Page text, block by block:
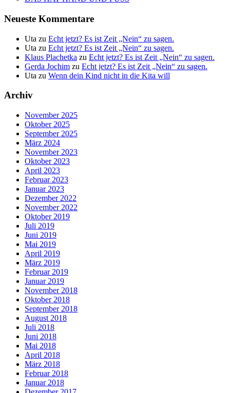
Neueste Kommentare
Uta zu Echt jetzt? Es ist Zeit „Nein“ zu sagen.
Uta zu Echt jetzt? Es ist Zeit „Nein“ zu sagen.
Klaus Plachetka zu Echt jetzt? Es ist Zeit „Nein“ zu sagen.
Gerda Jochim zu Echt jetzt? Es ist Zeit „Nein“ zu sagen.
Uta zu Wenn dein Kind nicht in die Kita will
Archiv
November 2025
Oktober 2025
September 2025
März 2024
November 2023
Oktober 2023
April 2023
Februar 2023
Januar 2023
Dezember 2022
November 2022
Oktober 2019
Juli 2019
Juni 2019
Mai 2019
April 2019
März 2019
Februar 2019
Januar 2019
November 2018
Oktober 2018
September 2018
August 2018
Juli 2018
Juni 2018
Mai 2018
April 2018
März 2018
Februar 2018
Januar 2018